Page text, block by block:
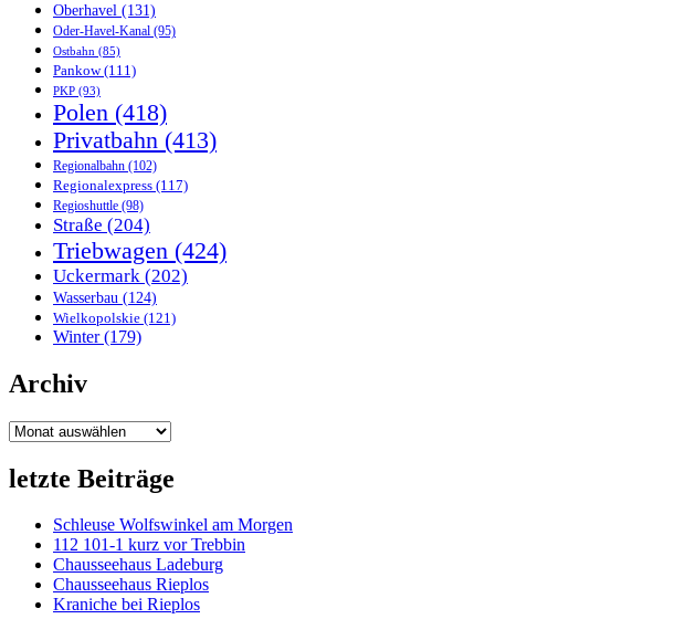
Oberhavel (131)
Oder-Havel-Kanal (95)
Ostbahn (85)
Pankow(111)
PKP (93)
Polen (418)
Privatbahn (413)
Regionalbahn (102)
Regionalexpress (117)
Regioshuttle (98)
Straße (204)
Triebwagen (424)
Uckermark (202)
Wasserbau (124)
Wielkopolskie (121)
Winter(179)
Archiv
Archiv
letzte Beiträge
Schleuse Wolfswinkel am Morgen
112 101-1 kurz vor Trebbin
Chausseehaus Ladeburg
Chausseehaus Rieplos
Kraniche bei Rieplos